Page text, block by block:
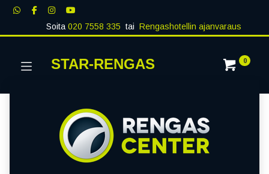
Soita020 7558 335 tai Rengashotellin ajanvaraus
STAR-RENGAS 0